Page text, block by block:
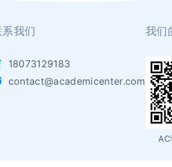
我们
18073129183
contact@academicenter.com
我们